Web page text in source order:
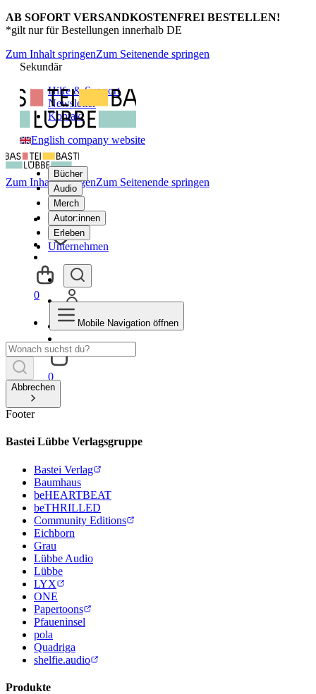
AB SOFORT VERSANDKOSTENFREI BESTELLEN!
*gilt nur für Bestellungen innerhalb DE
Zum Inhalt springenZum Seitenende springen
Sekundär
Hilfe & Support
Newsletter
Kontakt
English company website
Bücher
Audio
Merch
Autor:innen
Erleben
Unternehmen
0
Zum Inhalt springenZum Seitenende springen
0
Mobile Navigation öffnen
Abbrechen
Footer
Bastei Lübbe Verlagsgruppe
Bastei Verlag
Baumhaus
beHEARTBEAT
beTHRILLED
Community Editions
Eichborn
Grau
Lübbe Audio
Lübbe
LYX
ONE
Papertoons
Pfaueninsel
pola
Quadriga
shelfie.audio
Produkte